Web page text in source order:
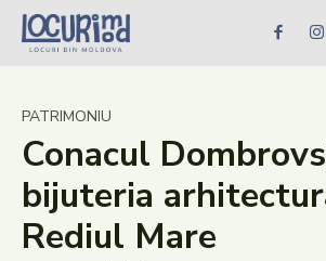
Caută în site...
Știri
Evenimente
Dezvoltare rurală
PATRIMONIU
Conacul
bijuteria
Rediul Mare